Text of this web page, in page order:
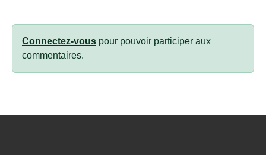
Connectez-vous pour pouvoir participer aux
commentaires.